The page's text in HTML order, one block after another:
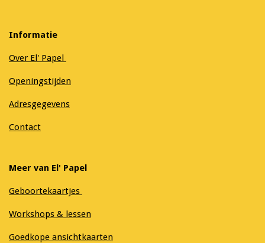
Informatie
Over El' Papel
Openingstijden
Adresgegevens
Contact
Meer van El' Papel
Geboortekaartjes
Workshops & lessen
Goedkope ansichtkaarten